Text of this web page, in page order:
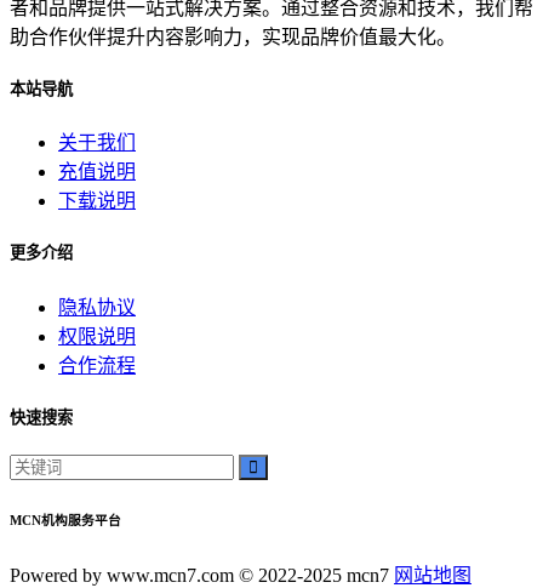
者和品牌提供一站式解决方案。通过整合资源和技术，我们帮
助合作伙伴提升内容影响力，实现品牌价值最大化。
本站导航
关于我们
充值说明
下载说明
更多介绍
隐私协议
权限说明
合作流程
快速搜索
MCN机构服务平台
Powered by www.mcn7.com © 2022-2025 mcn7 网站地图